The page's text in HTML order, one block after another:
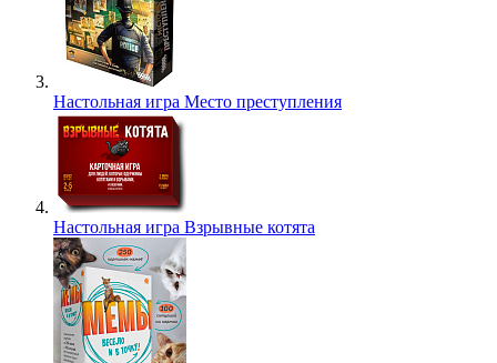
Настольная игра Место преступления
Настольная игра Взрывные котята